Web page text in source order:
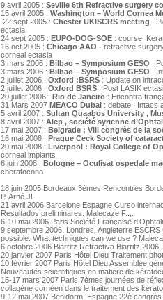
9 avril 2005 : Seville 6th Refractive surgery
15 avril 2005 : Washington – World Cornea
.22 sept 2005 : Chester UKISCRS meeting :
ectasia
24 sept 2005 : EUPO-DOG-SOE: course
16 oct 2005 : Chicago AAO -refractive
corneal ectasia
3 mars 2006 : Bilbao – Symposium GESO :
3 mars 2006 : Bilbao – Symposium GESO :
2 juillet 2006 , Oxford :BSRS : Update on
2 juillet 2006 : Oxford BSRS: Post LASIK
20 juillet 2006 : Rio de Janeiro: Encontra
31 Mars 2007 MEACO Dubai: debate : Intacs
5 avril 2007 : Sultan Quaabos University ,
8 avril 2007 : Alep , société syrienne
17 mai 2007 : Belgrade ; VIII congrès de la
16 mai 2008 : Prague Ceck Society of
20 mai 2008 : Liverpool : Royal College of
corneal implants
6 juin 2008 : Bologne – Oculisat ospedale
cheratocono
18 juin 2005 Bordeaux 3èmes Rencontres
P, Arné JL.
21 avril 2006 Barcelone Espagne Curso
Resultados preliminares. Malecaze F..,.
6-10 mai 2006 Paris Société Française
9 septembre 2006. Londres, Angleterre
possible. What techniques can we use ?
6 octobre 2006 Biarritz Refractiva Biarritz
20 janvier 2007 Paris Hôtel Dieu Traitement
10 février 2007 Paris Hôtel Dieu Assemblée
Nouveautés scientifiques en matière de
15-17 mars 2007 Paris 7èmes journées de
collagène cornéen dans le traitement des
9-12 mai 2007 Benidorm, Espagne 22è